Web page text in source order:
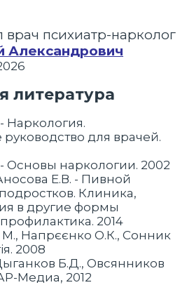
психиатр-нарколог
Александрович
литература
Наркология.
для врачей.
Основы наркологии. 2002
Е.В. - Пивной
Клиника,
в другие формы
2014
М., Напрєєнко О.К., Сонник
2008
Б.Д., Овсянников
Медиа, 2012